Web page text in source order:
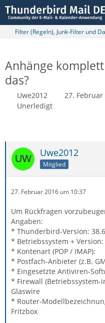
Filter (Regeln), Junk-Filter und
Anhänge
das?
Uwe2012 27.
Unerledigt
Uwe2012
Mitglied
27. Februar 2016 um 10:37
Um Rückfragen
Angaben:
* Thunderbird-Version:
* Betriebssystem +
* Kontenart (POP / IMAP):
* Postfach-Anbieter (z.B.
* Eingesetzte Antiviren-
* Firewall (Betriebssystem-
Glaswire
* Router-
Fritzbox